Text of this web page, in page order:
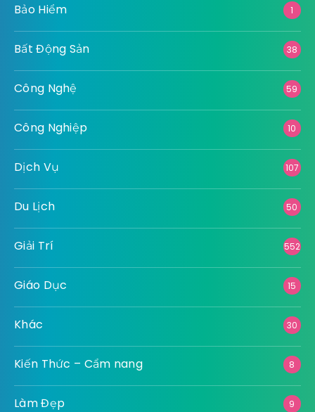
Bảo Hiểm 1
Bất Động Sản 38
Công Nghệ 59
Công Nghiệp 10
Dịch Vụ 107
Du Lịch 50
Giải Trí 552
Giáo Dục 15
Khác 30
Kiến Thức – Cẩm nang 8
Làm Đẹp 9